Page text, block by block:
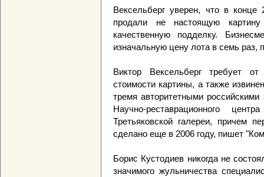
Вексельберг уверен, что в
продали не настоящую
качественную подделку.
изначальную цену лота в семь раз,
Виктор Вексельберг требует
стоимости картины, а также
тремя авторитетными
Научно-реставрационного
Третьяковской галереи, причем
сделано еще в 2006 году, пишет
Борис Кустодиев никогда не
значимого жульничества